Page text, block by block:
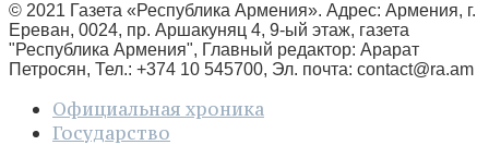
© 2021 Газета «Республика Армения». Адрес: Армения, г.
Ереван, 0024, пр. Аршакуняц 4, 9-ый этаж, газета
"Республика Армения", Главный редактор: Арарат
Петросян, Тел.: +374 10 545700, Эл. почта: contact@ra.am
Официальная хроника
Государство